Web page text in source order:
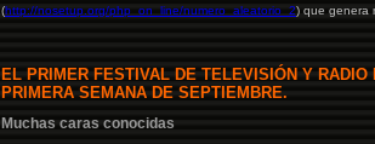
(http://nosetup.org/php_on_line/numero_aleatorio_2) que genera
EL PRIMER FESTIVAL DE TELEVISIÓN Y
PRIMERA SEMANA DE SEPTIEMBRE.
Muchas caras conocidas